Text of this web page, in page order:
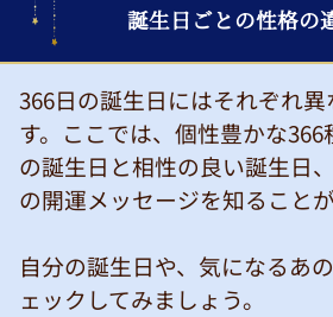
誕生日ごとの性格の
366日の誕生日にはそれぞれ
す。ここでは、個性豊かな366
の誕生日と相性の良い誕生日
の開運メッセージを知ることが
自分の誕生日や、気になるあ
ェックしてみましょう。